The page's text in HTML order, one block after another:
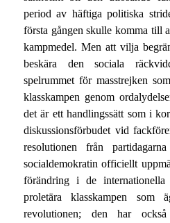
period av häftiga politiska
första gången skulle komma till
kampmedel. Men att vilja
beskära den sociala
spelrummet för masstrejken
klasskampen genom
det är ett handlingssätt som i
diskussionsförbudet vid
resolutionen från
socialdemokratin officiellt
förändring i de internationella
proletära klasskampen
revolutionen; den har